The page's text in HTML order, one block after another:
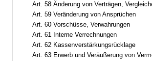
Art. 58 Änderung von Verträgen,
Art. 59 Veränderung von Ansprüchen
Art. 60 Vorschüsse, Verwahrungen
Art. 61 Interne Verrechnungen
Art. 62 Kassenverstärkungsrücklage
Art. 63 Erwerb und Veräußerung von